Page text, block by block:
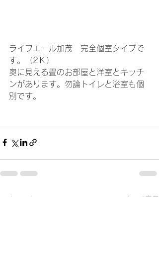
ライフエール加茂　完全個室タイプで
す。（2Ｋ）
奥に見える畳のお部屋と洋室とキッチ
ンがあります。勿論トイレと浴室も個
別です。
すべて表示